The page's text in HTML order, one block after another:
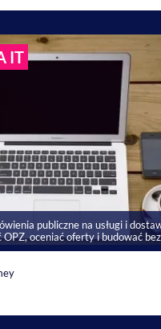
IT
publiczne na usługi i
oceniać oferty i budować
orzecznictwa KIO